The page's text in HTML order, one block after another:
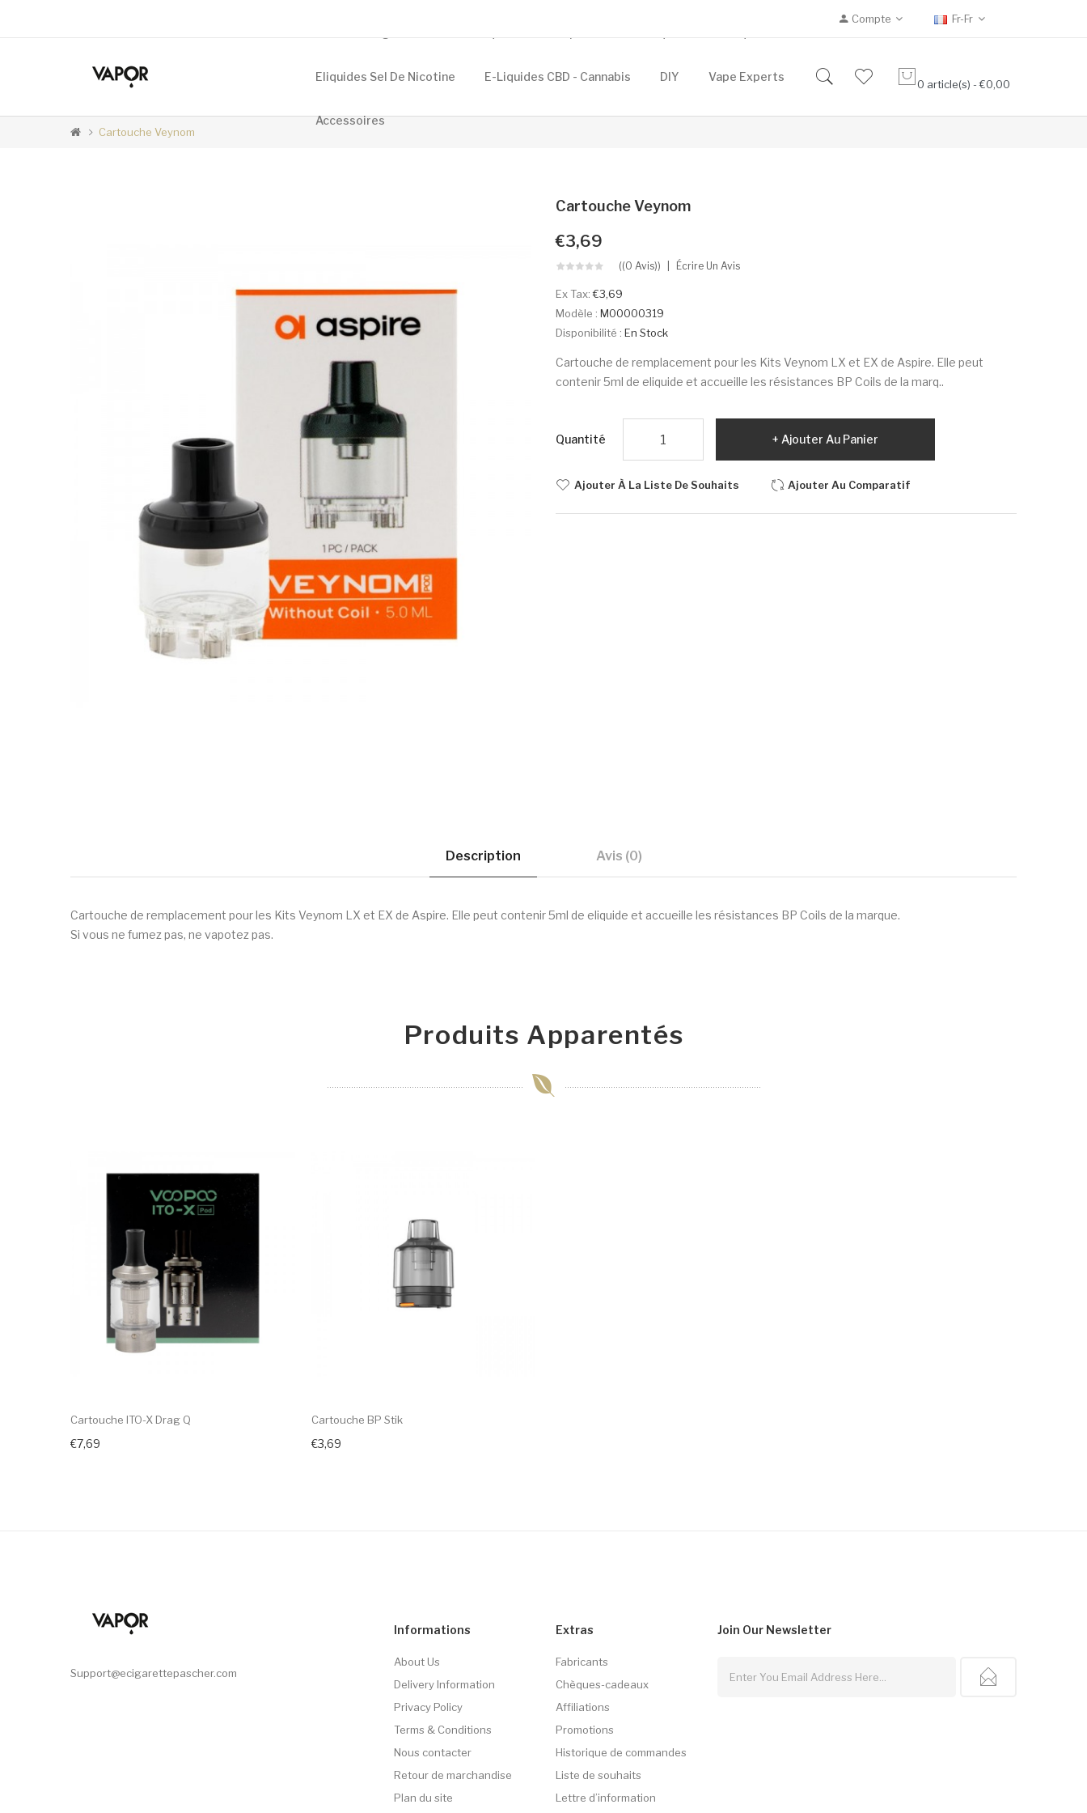
Compte Fr-Fr
Eliquides Sel De Nicotine E-Liquides CBD - Cannabis DIY Vape Experts
Accessoires
0 article(s) - €0,00
Cartouche Veynom
Cartouche Veynom
€3,69
((0 Avis)) Écrire Un Avis
Ex Tax:€3,69
Modèle : M00000319
Disponibilité : En Stock
Cartouche de remplacement pour les Kits Veynom LX et EX de Aspire. Elle peut
contenir 5ml de eliquide et accueille les résistances BP Coils de la marq..
Quantité Ajouter Au Panier
Ajouter À La Liste De Souhaits Ajouter Au Comparatif
Description Avis (0)
Cartouche de remplacement pour les Kits Veynom LX et EX de Aspire. Elle peut contenir 5ml de eliquide et accueille les résistances BP Coils de la marque.
Si vous ne fumez pas, ne vapotez pas.
Produits Apparentés
Cartouche ITO-X Drag Q
€7,69
Cartouche BP Stik
€3,69
Support@ecigarettepascher.com
Informations
About Us
Delivery Information
Privacy Policy
Terms & Conditions
Nous contacter
Retour de marchandise
Plan du site
Extras
Fabricants
Chèques-cadeaux
Affiliations
Promotions
Historique de commandes
Liste de souhaits
Lettre d’information
Join Our Newsletter